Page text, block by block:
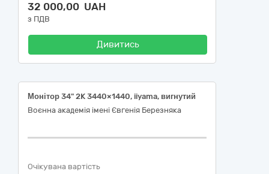
32 000,00 UAH
з ПДВ
Дивитись
Монітор 34" 2K 3440×1440, iiyama, вигнутий
Воєнна академія імені Євгенія Березняка
Очікувана вартість